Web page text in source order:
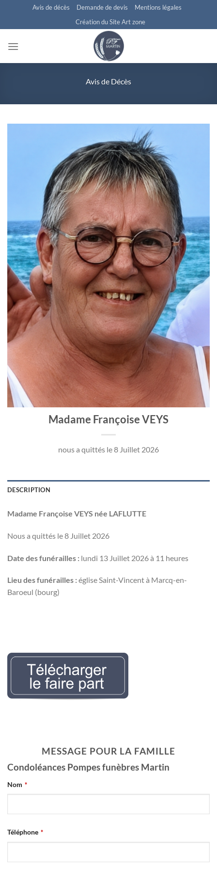
contenu
Avis de décès Demande de devis
Mentions légales
Création du Site Art zone
Avis de Décès
Madame Françoise VEYS
nous a quittés le 8 Juillet 2026
DESCRIPTION
Madame Françoise VEYS née LAFLUTTE
Nous a quittés le 8 Juillet 2026
Date des funérailles : lundi 13 Juillet 2026 à 11 heures
Lieu des funérailles :église Saint-Vincent à Marcq-en-
Baroeul (bourg)
MESSAGE POUR LA FAMILLE
Condoléances Pompes funèbres Martin
Nom *
Téléphone *